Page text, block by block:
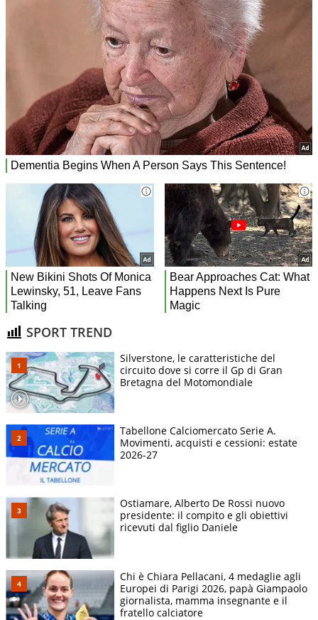
SPORT TREND
Silverstone, le caratteristiche del
circuito dove si corre il Gp di Gran
Bretagna del Motomondiale
Tabellone Calciomercato Serie A.
Movimenti, acquisti e cessioni: estate
2026-27
Ostiamare, Alberto De Rossi nuovo
presidente: il compito e gli obiettivi
ricevuti dal figlio Daniele
Chi è Chiara Pellacani, 4 medaglie agli
Europei di Parigi 2026, papà Giampaolo
giornalista, mamma insegnante e il
fratello calciatore